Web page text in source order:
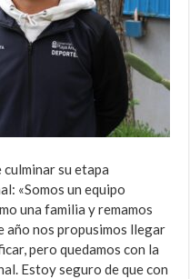
culminar su etapa
«Somos un equipo
una familia y remamos
año nos propusimos llegar
pero quedamos con la
Estoy seguro de que con